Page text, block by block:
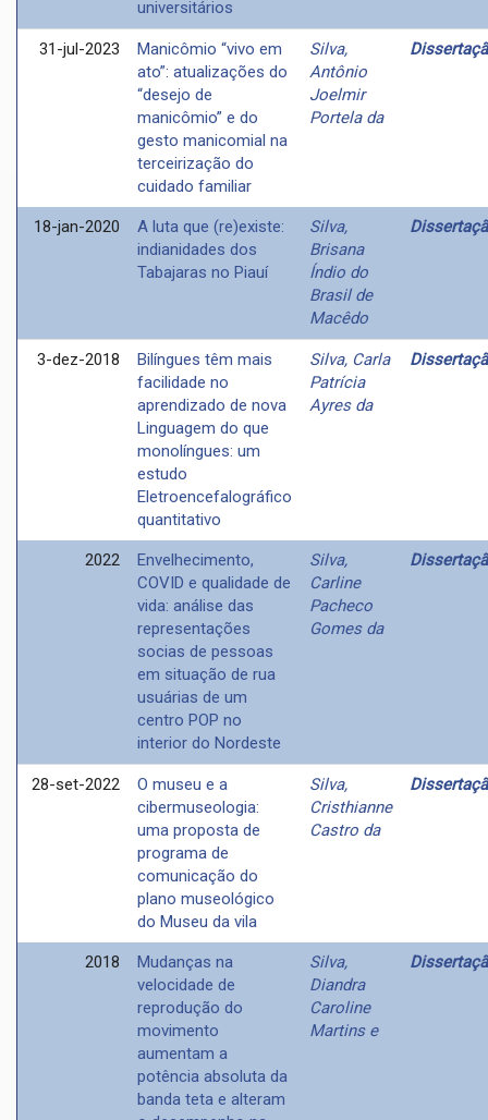
universitários
31-jul-2023
Manicômio “vivo em
ato”: atualizações do
“desejo de
manicômio” e do
gesto manicomial na
terceirização do
cuidado familiar
Silva,
Antônio
Joelmir
Portela da
18-jan-2020
A luta que (re)existe:
indianidades dos
Tabajaras no Piauí
Silva,
Brisana
Índio do
Brasil de
Macêdo
3-dez-2018
Bilíngues têm mais
facilidade no
aprendizado de nova
Linguagem do que
monolíngues: um
estudo
Eletroencefalográfico
quantitativo
Silva, Carla
Patrícia
Ayres da
2022
Envelhecimento,
COVID e qualidade de
vida: análise das
representações
socias de pessoas
em situação de rua
usuárias de um
centro POP no
interior do Nordeste
Silva,
Carline
Pacheco
Gomes da
28-set-2022
O museu e a
cibermuseologia:
uma proposta de
programa de
comunicação do
plano museológico
do Museu da vila
Silva,
Cristhianne
Castro da
2018
Mudanças na
velocidade de
reprodução do
movimento
aumentam a
potência absoluta da
banda teta e alteram
Silva,
Diandra
Caroline
Martins e